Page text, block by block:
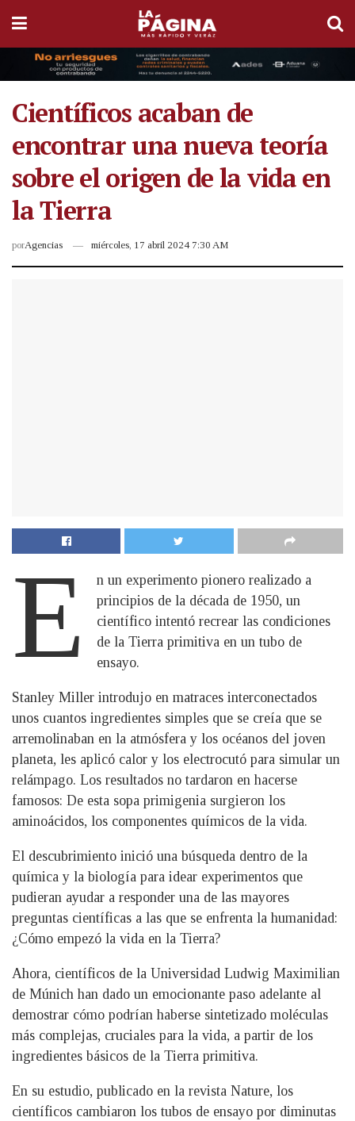
Científicos acaban de
encontrar una nueva teoría
sobre el origen de la vida en
la Tierra
porAgencias miércoles, 17 abril 2024 7:30 AM
E
n un experimento pionero realizado a
principios de la década de 1950, un
científico intentó recrear las condiciones
de la Tierra primitiva en un tubo de
ensayo.
Stanley Miller introdujo en matraces interconectados
unos cuantos ingredientes simples que se creía que se
arremolinaban en la atmósfera y los océanos del joven
planeta, les aplicó calor y los electrocutó para simular un
relámpago. Los resultados no tardaron en hacerse
famosos: De esta sopa primigenia surgieron los
aminoácidos, los componentes químicos de la vida.
El descubrimiento inició una búsqueda dentro de la
química y la biología para idear experimentos que
pudieran ayudar a responder una de las mayores
preguntas científicas a las que se enfrenta la humanidad:
¿Cómo empezó la vida en la Tierra?
Ahora, científicos de la Universidad Ludwig Maximilian
de Múnich han dado un emocionante paso adelante al
demostrar cómo podrían haberse sintetizado moléculas
más complejas, cruciales para la vida, a partir de los
ingredientes básicos de la Tierra primitiva.
En su estudio, publicado en la revista Nature, los
científicos cambiaron los tubos de ensayo por diminutas